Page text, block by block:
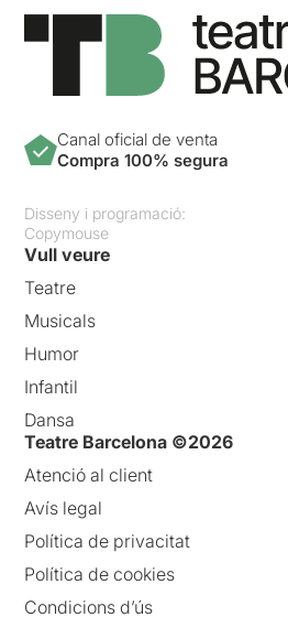
Canal oficial de venta
Compra 100% segura
Disseny i programació:
Copymouse
Vull veure
Teatre
Musicals
Humor
Infantil
Dansa
Teatre Barcelona ©2026
Atenció al client
Avís legal
Política de privacitat
Política de cookies
Condicions d’ús